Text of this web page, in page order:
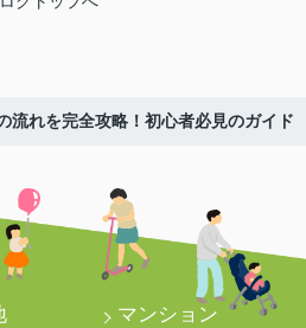
流れを完全攻略！初心者必見のガイド
マンション